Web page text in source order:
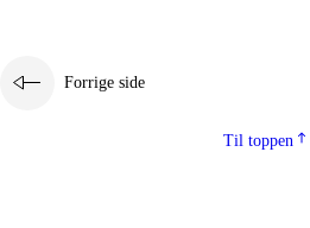
2.5.2 Demokrati og medborgerskap
Bærekraftig utvikling
Forrige side
Til toppen